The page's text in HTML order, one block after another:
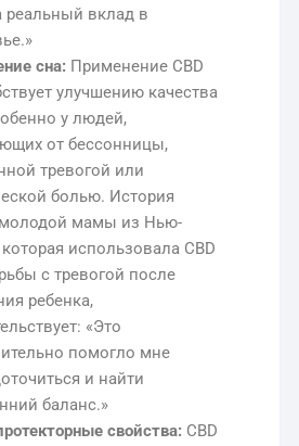
реальный вклад в
сна: Применение CBD
улучшению качества
у людей,
от бессонницы,
тревогой или
болью. История
мамы из Нью-
использовала CBD
с тревогой после
ребенка,
«Это
помогло мне
и найти
баланс.»
свойства: CBD